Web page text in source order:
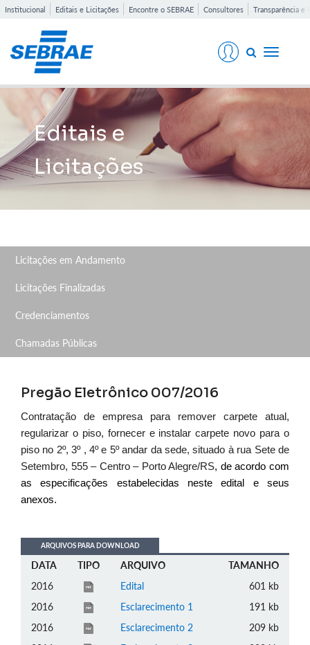
Institucional Editais e Licitações Encontre o SEBRAE Consultores Transparência e
Toggle
Editais e
Licitações
Licitações em Andamento
Licitações Finalizadas
Credenciamentos
Chamadas Públicas
Pregão Eletrônico 007/2016
Contratação de empresa para remover carpete atual,
regularizar o piso, fornecer e instalar carpete novo para o
piso no 2º, 3º , 4º e 5º andar da sede, situado à rua Sete de
Setembro, 555 – Centro – Porto Alegre/RS, de acordo com
as especificações estabelecidas neste edital e seus
anexos.
ARQUIVOS PARA DOWNLOAD
DATA TIPO ARQUIVO
TAMANHO
2016
Edital
601 kb
2016
Esclarecimento 1
191 kb
2016
Esclarecimento 2
209 kb